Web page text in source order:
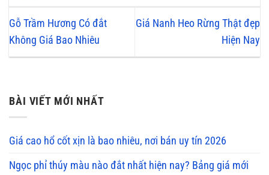
Gỗ Trầm Hương Có đắt
Không Giá Bao Nhiêu
Giá Nanh Heo Rừng Thật đẹp
Hiện Nay
BÀI VIẾT MỚI NHẤT
Giá cao hổ cốt xịn là bao nhiêu, nơi bán uy tín 2026
Ngọc phỉ thúy màu nào đắt nhất hiện nay? Bảng giá mới